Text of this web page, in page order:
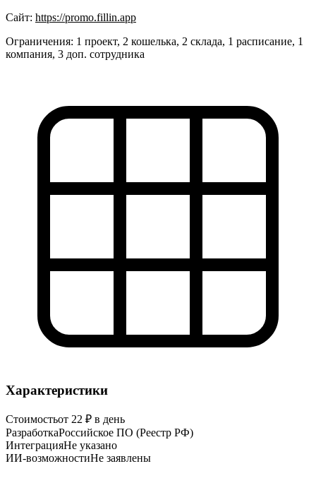
Сайт: https://promo.fillin.app
Ограничения: 1 проект, 2 кошелька, 2 склада, 1 расписание, 1
компания, 3 доп. сотрудника
Характеристики
Стоимостьот 22 ₽ в день
РазработкаРоссийское ПО (Реестр РФ)
ИнтеграцияНе указано
ИИ-возможностиНе заявлены